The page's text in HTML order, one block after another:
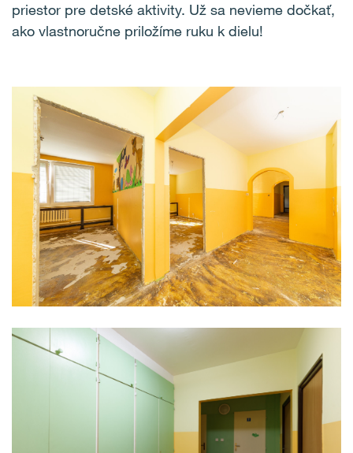
priestor pre detské aktivity. Už sa nevieme dočkať,
ako vlastnoručne priložíme ruku k dielu!